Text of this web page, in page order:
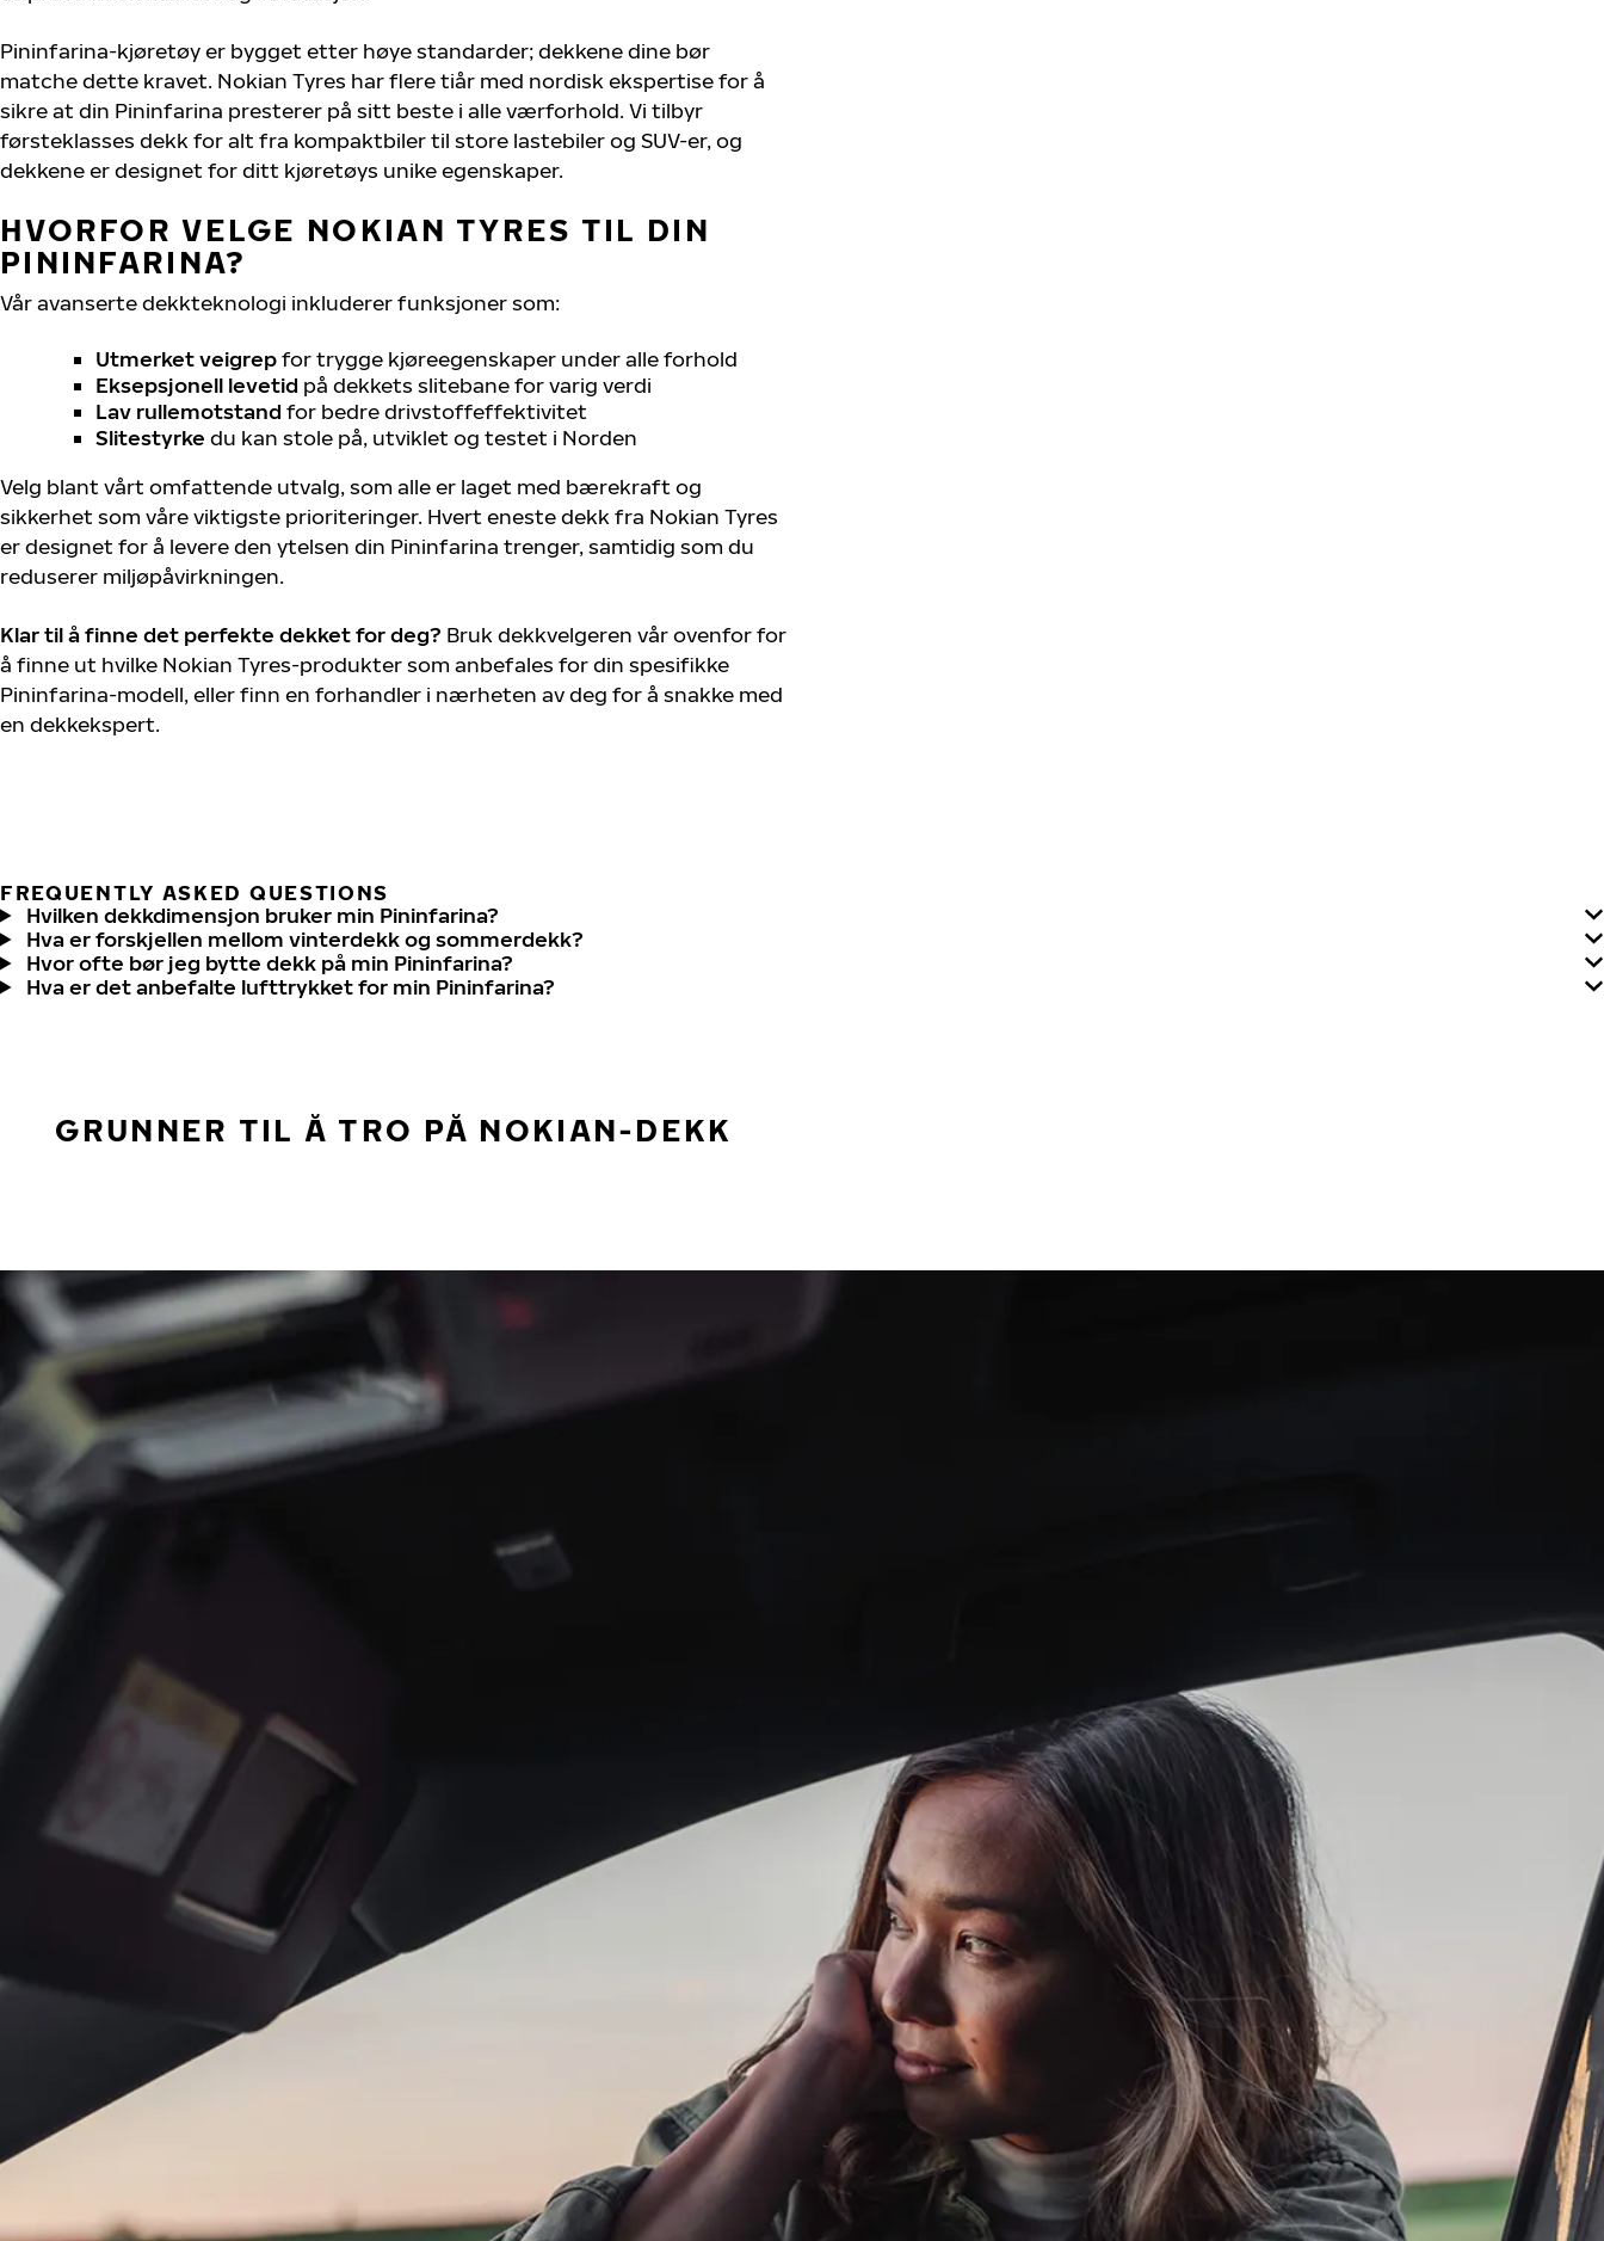
Pininfarina-kjøretøy er bygget etter høye standarder; dekkene dine bør
matche dette kravet. Nokian Tyres har flere tiår med nordisk ekspertise for å
sikre at din Pininfarina presterer på sitt beste i alle værforhold. Vi tilbyr
førsteklasses dekk for alt fra kompaktbiler til store lastebiler og SUV-er, og
dekkene er designet for ditt kjøretøys unike egenskaper.
HVORFOR VELGE NOKIAN TYRES TIL DIN
PININFARINA?
Vår avanserte dekkteknologi inkluderer funksjoner som:
Utmerket veigrepfor trygge kjøreegenskaper under alle forhold
Eksepsjonell levetid på dekkets slitebane for varig verdi
Lav rullemotstand for bedre drivstoffeffektivitet
Slitestyrke du kan stole på, utviklet og testet i Norden
Velg blant vårt omfattende utvalg, som alle er laget med bærekraft og
sikkerhet som våre viktigste prioriteringer. Hvert eneste dekk fra Nokian Tyres
er designet for å levere den ytelsen din Pininfarina trenger, samtidig som du
reduserer miljøpåvirkningen.
Klar til å finne det perfekte dekket for deg? Bruk dekkvelgeren vår ovenfor for
å finne ut hvilke Nokian Tyres-produkter som anbefales for din spesifikke
Pininfarina-modell, eller finn en forhandler i nærheten av deg for å snakke med
en dekkekspert.
FREQUENTLY ASKED QUESTIONS
Hvilken dekkdimensjon bruker min Pininfarina?
Hva er forskjellen mellom vinterdekk og sommerdekk?
Hvor ofte bør jeg bytte dekk på min Pininfarina?
Hva er det anbefalte lufttrykket for min Pininfarina?
GRUNNER TIL Å TRO PÅ NOKIAN-DEKK